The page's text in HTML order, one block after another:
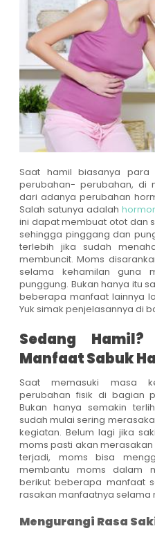
Saat hamil biasanya
perubahan- perubahan, di
dari adanya perubahan
Salah satunya adalah
ini dapat membuat otot dan
sehingga pinggang dan
terlebih jika sudah
membuncit. Moms
selama kehamilan guna
punggung. Bukan hanya itu
beberapa manfaat lainnya
Yuk simak penjelasannya di
Sedang
Manfaat Sabuk
Saat memasuki masa
perubahan fisik di bagian
Bukan hanya semakin
sudah mulai sering
kegiatan. Belum lagi jika
moms pasti akan
terjadi, moms bisa
membantu moms dalam
berikut beberapa manfaat
rasakan manfaatnya selama
Mengurangi Rasa